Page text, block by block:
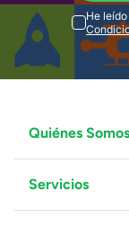
He
Quiénes Somos
Grupo Juguetron
Localiza tu
Servicios